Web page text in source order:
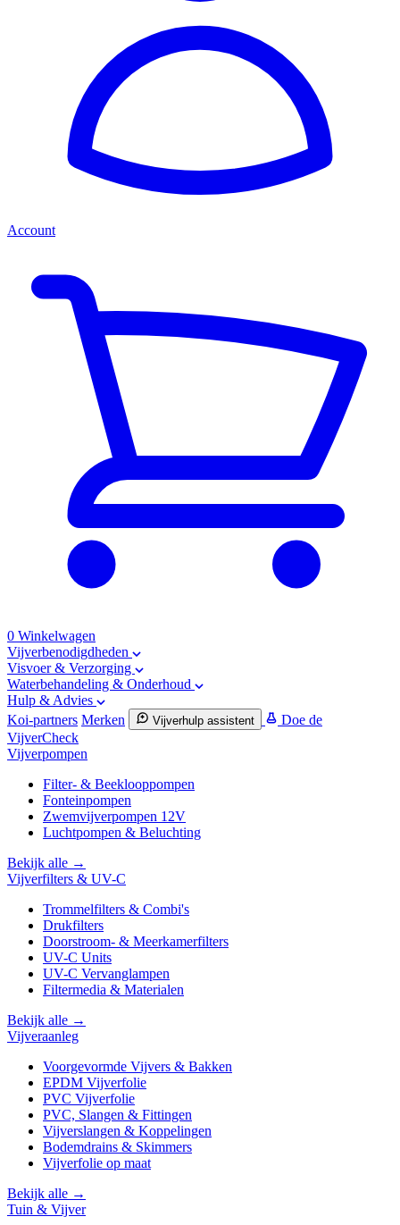
Account
0 Winkelwagen
Vijverbenodigdheden
Visvoer & Verzorging
Waterbehandeling & Onderhoud
Hulp & Advies
Koi-partners Merken Vijverhulp assistent
Doe de
VijverCheck
Vijverpompen
Filter- & Beeklooppompen
Fonteinpompen
Zwemvijverpompen 12V
Luchtpompen & Beluchting
Bekijk alle →
Vijverfilters & UV-C
Trommelfilters & Combi's
Drukfilters
Doorstroom- & Meerkamerfilters
UV-C Units
UV-C Vervanglampen
Filtermedia & Materialen
Bekijk alle →
Vijveraanleg
Voorgevormde Vijvers & Bakken
EPDM Vijverfolie
PVC Vijverfolie
PVC, Slangen & Fittingen
Vijverslangen & Koppelingen
Bodemdrains & Skimmers
Vijverfolie op maat
Bekijk alle →
Tuin & Vijver